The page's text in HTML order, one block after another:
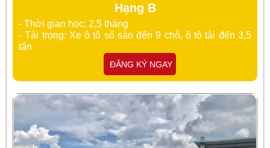
Hạng B
- Thời gian học: 2,5 tháng
- Tải trọng: Xe ô tô số sàn đến 9 chỗ, ô tô tải đến 3,5
tấn
ĐĂNG KÝ NGAY